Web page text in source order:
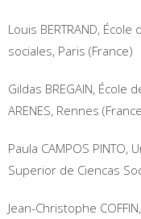
Louis BERTRAND,
sociales, Paris (France)
Gildas BREGAIN, École
ARENES, Rennes
Paula CAMPOS
Superior de Ciencas
Jean-Christophe